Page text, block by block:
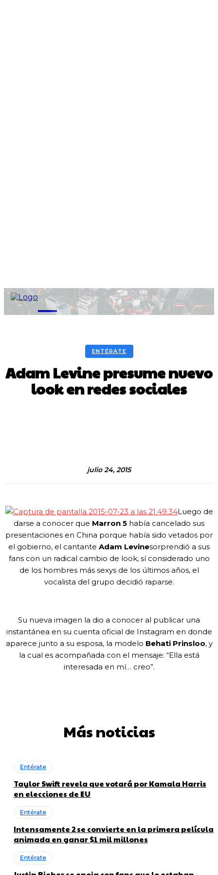
M
ENTÉRATE
Adam Levine presume nuevo
look en redes sociales
julio 24, 2015
Luego de
darse a conocer que Marron 5 había cancelado sus
presentaciones en China porque había sido vetados por
el gobierno, el cantante Adam Levinesorprendió a sus
fans con un radical cambio de look, sí considerado uno
de los hombres más sexys de los últimos años, el
vocalista del grupo decidió raparse.
Su nueva imagen la dio a conocer al publicar una
instantánea en su cuenta oficial de Instagram en donde
aparece junto a su esposa, la modelo Behati Prinsloo, y
la cual es acompañada con el mensaje: “Ella está
interesada en mí… creo”.
Más noticias
Entérate
Taylor Swift revela que votará por Kamala Harris
en elecciones de EU
Entérate
Intensamente 2 se convierte en la primera película
animada en ganar $1 mil millones
Entérate